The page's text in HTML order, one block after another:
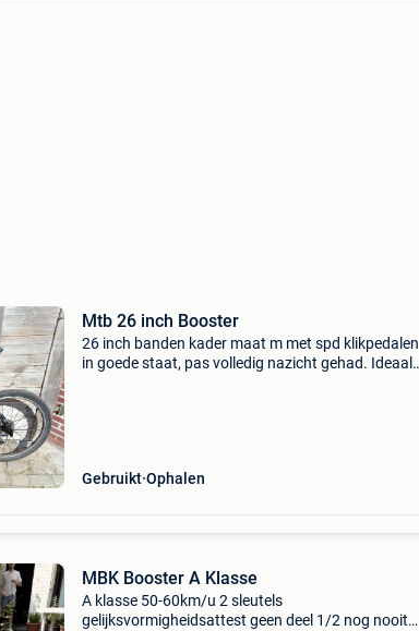
Mtb 26 inch Booster
26 inch banden kader maat m met spd klikpedalen
in goede staat, pas volledig nazicht gehad. Ideaal
Gebruikt Ophalen
MBK Booster A Klasse
A klasse 50-60km/u 2 sleutels
gelijksvormigheidsattest geen deel 1/2 nog nooit